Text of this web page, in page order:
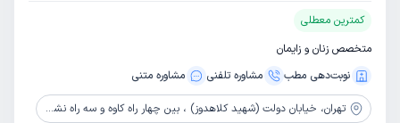
کمترین معطلی
متخصص زنان و زایمان
نوبت‌دهی مطب
مشاوره‌ تلفنی مشاوره‌ متنی
تهران، خیابان دولت (شهید کلاهدوز) ، بین چهار راه کاوه و سه راه نشاط ، پلاک 317 ، طبقه 2